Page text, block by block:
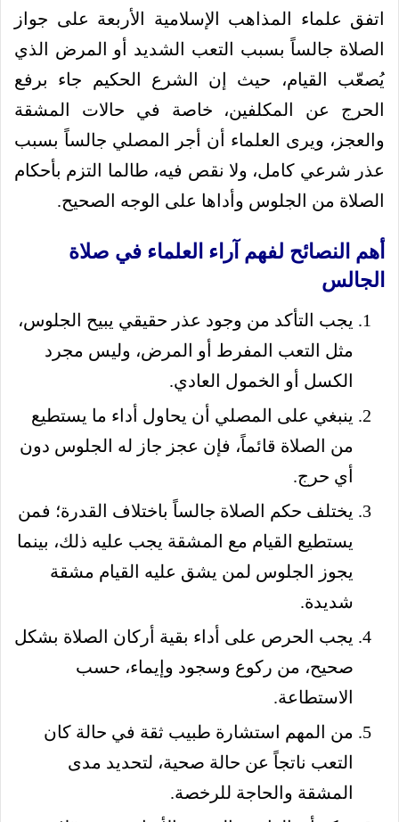
اتفق علماء المذاهب الإسلامية الأربعة على جواز
الصلاة جالساً بسبب التعب الشديد أو المرض الذي
يُصعّب القيام، حيث إن الشرع الحكيم جاء برفع
الحرج عن المكلفين، خاصة في حالات المشقة
والعجز، ويرى العلماء أن أجر المصلي جالساً بسبب
عذر شرعي كامل، ولا نقص فيه، طالما التزم بأحكام
الصلاة من الجلوس وأداها على الوجه الصحيح.
أهم النصائح لفهم آراء العلماء في صلاة
الجالس
يجب التأكد من وجود عذر حقيقي يبيح الجلوس،
مثل التعب المفرط أو المرض، وليس مجرد
الكسل أو الخمول العادي.
ينبغي على المصلي أن يحاول أداء ما يستطيع
من الصلاة قائماً، فإن عجز جاز له الجلوس دون
أي حرج.
يختلف حكم الصلاة جالساً باختلاف القدرة؛ فمن
يستطيع القيام مع المشقة يجب عليه ذلك، بينما
يجوز الجلوس لمن يشق عليه القيام مشقة
شديدة.
يجب الحرص على أداء بقية أركان الصلاة بشكل
صحيح، من ركوع وسجود وإيماء، حسب
الاستطاعة.
من المهم استشارة طبيب ثقة في حالة كان
التعب ناتجاً عن حالة صحية، لتحديد مدى
المشقة والحاجة للرخصة.